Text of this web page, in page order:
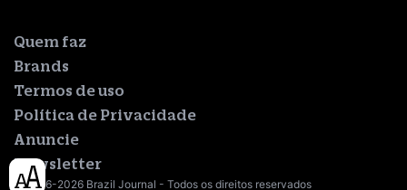
Quem faz
Brands
Termos de uso
Política de Privacidade
Anuncie
Newsletter
© 2016-2026 Brazil Journal - Todos os direitos reservados